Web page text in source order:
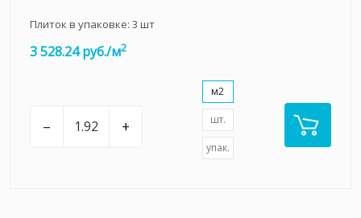
Плиток в упаковке: 3 шт
3 528.24 руб./м2
– +
м2
шт.
упак.